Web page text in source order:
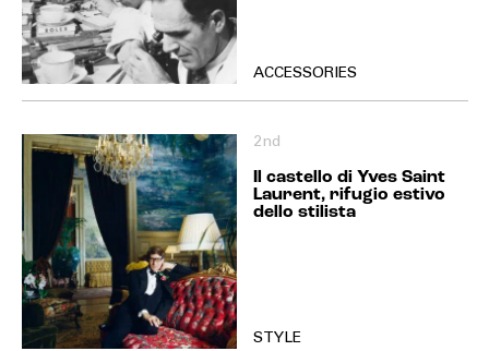
ACCESSORIES
2nd
Il castello di Yves Saint
Laurent, rifugio estivo
dello stilista
STYLE